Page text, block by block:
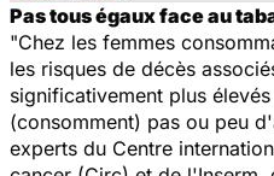
Pas tous égaux face au
"Chez les femmes
les risques de décès
significativement plus
(consomment) pas ou peu
experts du Centre